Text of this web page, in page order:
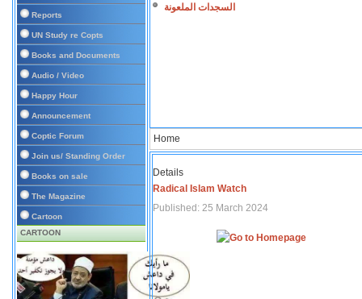
Reports
UN Study re Copts
Books and Documents
Audio / Video
Happy Hour
Announcement
Coptic Forum
Join us/ Standing Order
Books on sale
The Magazine
Cartoon
CARTOON
السجدات الملعونة
Home
Details
Radical Islam Watch
Published: 25 March 2024